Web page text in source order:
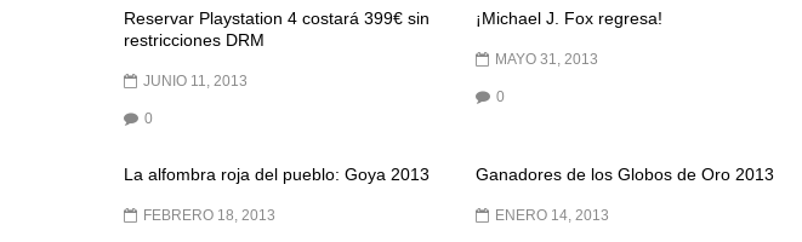
Reservar Playstation 4 costará 399€ sin
restricciones DRM
JUNIO 11, 2013
0
¡Michael J. Fox regresa!
MAYO 31, 2013
0
La alfombra roja del pueblo: Goya 2013
FEBRERO 18, 2013
Ganadores de los Globos de Oro 2013
ENERO 14, 2013